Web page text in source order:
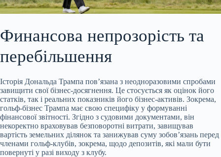
Финансова непрозорість та
перебільшення
Історія Дональда Трампа пов’язана з неодноразовими спробами
завищити свої бізнес-досягнення. Це стосується як оцінок його
статків, так і реальних показників його бізнес-активів. Зокрема,
гольф-бізнес Трампа має свою специфіку у формуванні
фінансової звітності. Згідно з судовими документами, він
некоректно враховував безповоротні витрати, завищував
вартість земельних ділянок та занижував суму зобов’язань перед
членами гольф-клубів, зокрема, щодо депозитів, які мали бути
повернуті у разі виходу з клубу.